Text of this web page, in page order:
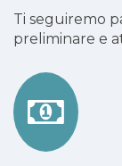
Ti seguiremo
preliminare e